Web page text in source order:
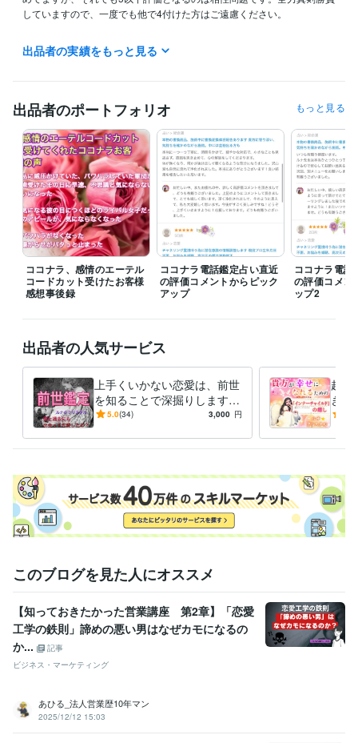
していますので、一度でも他で4付けた方はご遠慮ください。
ルナ⭐︎クリスタル
在意識の活用により貴方に特化、叶えるための対策お伝え致します！
注)
♢夫婦関係の危機、別居中での相手の気持ち、相手の女性がいつ別れ
る、そうしたご相談はお受けしていません。夫婦関係専門家にどうぞ。
♢亡くなった方やペットのリーディングは特殊霊視であり、行ってませ
ん。
引き寄せいろいろやった、思考が現実を創ることを受付られない方は、
他の先生にご相談ください。
一般恋愛、国際恋愛、人間関係、仕事全般の悩みもOKです！恐ろしい内
容、信用しない方、嘘内容鑑定NG。100%叶う保証はございません。ご
了承ください
受賞歴
ココナラ・フォロワー150人達成、お仲間ご縁に感謝致します♪ ココ
ナラ・ゴールドランク受賞 ココナラ・プラチナランク受賞
資格・検定
クリスタルボウル・音脳エステ・セラピスト0期生修了
取得年 : 202
TOEIC910点 取得年 : 2015年
臼井式レイキファースト、セカンド 取得年 : 2006年
出品者の実績をもっと見る
出品者のポートフォリオ もっと見る
ココナラ、感情のエーテル
コードカット受けたお客様
感想事後録
ココナラ電話鑑定占い直近
の評価コメントからピック
アップ
ココナラ電話
の評価コメン
ップ2
出品者の人気サービス
上手くいかない恋愛は、前世
を知ることで深掘りします
何年も前の彼、今でも忘れら
は何故？
5.0(34) 3,000 円
超高
き、
恋愛
貴方
このブログを見た人にオススメ
【知っておきたかった営業講座 第2章】「恋愛
工学の鉄則」諦めの悪い男はなぜカモになるの
か...
記事
ビジネス・マーケティング
あひる_法人営業歴10年マン
2025/12/12 15:03